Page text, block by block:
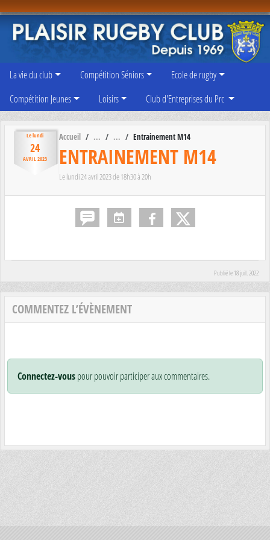
La vie du club Compétition Séniors
Ecole de rugby
Compétition Jeunes
Loisirs Club d'Entreprises du Prc
Lelundi
24
AVRIL2023
Accueil Entrainement M14
ENTRAINEMENT M14
Lelundi24avril2023de 18h30 à 20h
Publié le 18 juil. 2022
COMMENTEZ L’ÉVÈNEMENT
Connectez-vouspour pouvoir participer aux commentaires.
Panneau de gestion des cookies